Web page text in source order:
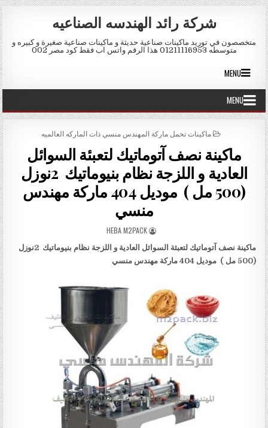
Skip to content
شركة رائد الهندسه الصناعيه
متخصصون في توريد ماكينات صناعية حديثة و ماكينات صناعية صغيرة و كبيره و
متوسطه 01211116953 هذا الرقم واتس اب فقط كود مصر 002
MENU
MENU
POSTED IN
ماكينات تحمل ماركة المهندس منسي ذات الماركه العالميه
ماكينة نصف آتوماتيك لتعبئة السوائل
العادية و اللزجة نظام بنيوماتيك 2نوزل
(500 مل ) موديل 404 ماركة مهندس
منسي
AUTHOR:
HEBA M2PACK
ماكينة نصف آتوماتيك لتعبئة السوائل العادية و اللزجة نظام بنيوماتيك 2 نوزل
(
500 مل ) موديل 404 ماركة مهندس منسي